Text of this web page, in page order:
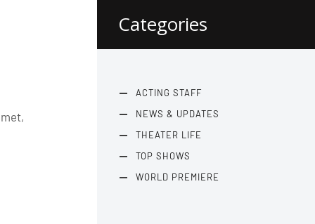
Categories
ACTING STAFF
NEWS & UPDATES
THEATER LIFE
TOP SHOWS
WORLD PREMIERE